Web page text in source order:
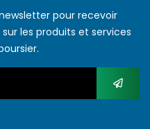
pour recevoir
les produits et services